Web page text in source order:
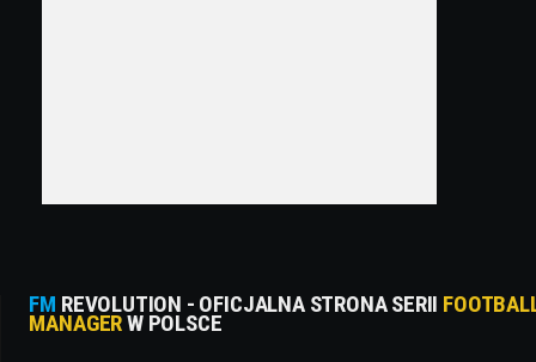
FM REVOLUTION - OFICJALNA STRONA SERII
MANAGERW POLSCE